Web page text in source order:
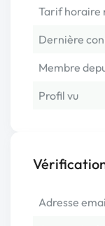
Tarif horaire
Dernière
Membre
Profil vu
Adresse